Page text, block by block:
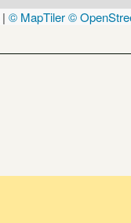
| © MapTiler©